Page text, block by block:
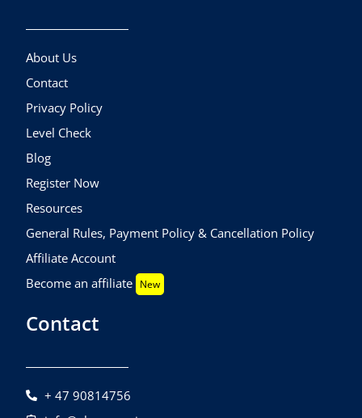
About Us
Contact
Privacy Policy
Level Check
Blog
Register Now
Resources
General Rules, Payment Policy & Cancellation Policy
Affiliate Account
Become an affiliate New
Contact
+ 47 90814756